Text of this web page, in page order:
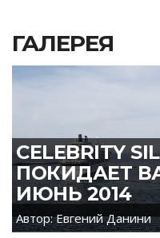
ГАЛЕРЕЯ
CELEBRITY
ПОКИДАЕТ
ИЮНЬ 2014
Автор: Евгений Данини